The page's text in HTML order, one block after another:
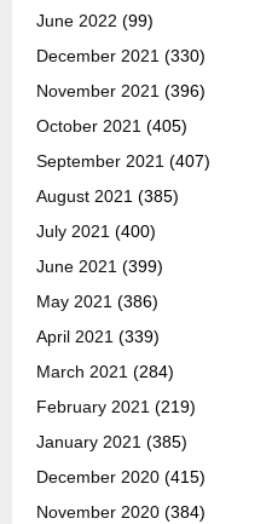
June 2022 (99)
December 2021 (330)
November 2021 (396)
October 2021 (405)
September 2021 (407)
August 2021 (385)
July 2021 (400)
June 2021 (399)
May 2021 (386)
April 2021 (339)
March 2021 (284)
February 2021 (219)
January 2021 (385)
December 2020 (415)
November 2020 (384)